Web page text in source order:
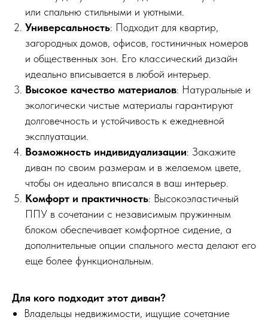
или спальню стильными и уютными.
Универсальность: Подходит для квартир,
загородных домов, офисов, гостиничных номеров
и общественных зон. Его классический дизайн
идеально вписывается в любой интерьер.
Высокое качество материалов: Натуральные и
экологически чистые материалы гарантируют
долговечность и устойчивость к ежедневной
эксплуатации.
Возможность индивидуализации: Закажите
диван по своим размерам и в желаемом цвете,
чтобы он идеально вписался в ваш интерьер.
Комфорт и практичность: Высокоэластичный
ППУ в сочетании с независимым пружинным
блоком обеспечивает комфортное сидение, а
дополнительные опции спального места делают его
еще более функциональным.
Для кого подходит этот диван?
Владельцы недвижимости, ищущие сочетание